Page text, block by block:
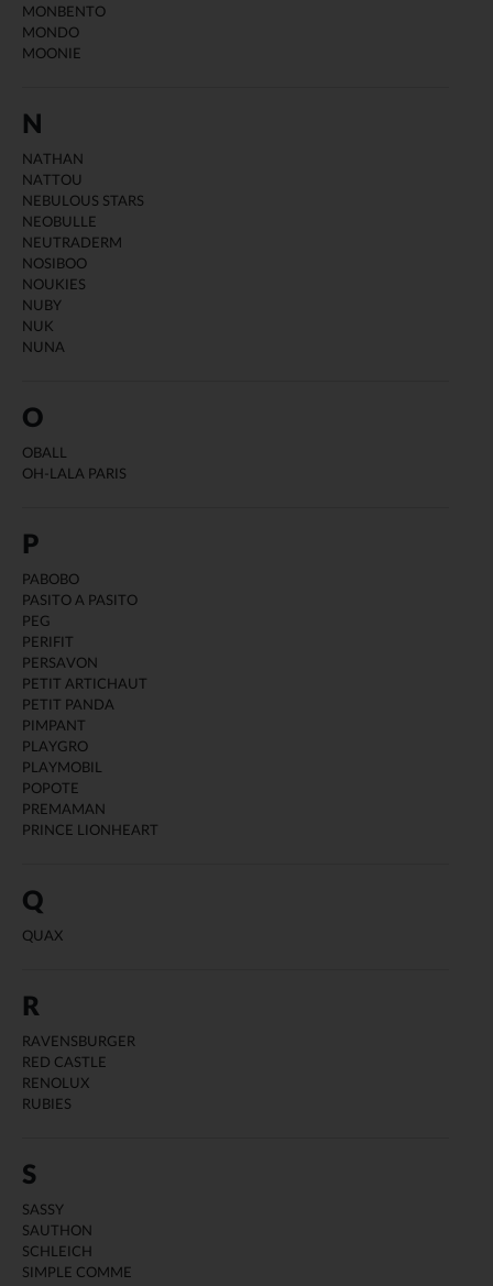
MONBENTO
MONDO
MOONIE
N
NATHAN
NATTOU
NEBULOUS STARS
NEOBULLE
NEUTRADERM
NOSIBOO
NOUKIES
NUBY
NUK
NUNA
O
OBALL
OH-LALA PARIS
P
PABOBO
PASITO A PASITO
PEG
PERIFIT
PERSAVON
PETIT ARTICHAUT
PETIT PANDA
PIMPANT
PLAYGRO
PLAYMOBIL
POPOTE
PREMAMAN
PRINCE LIONHEART
Q
QUAX
R
RAVENSBURGER
RED CASTLE
RENOLUX
RUBIES
S
SASSY
SAUTHON
SCHLEICH
SIMPLE COMME